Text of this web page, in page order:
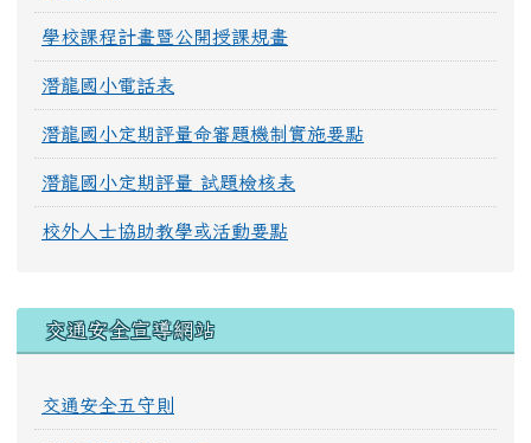
學校課程計畫暨公開授課規畫
潛龍國小電話表
潛龍國小定期評量命審題機制實施要點
潛龍國小定期評量 試題檢核表
校外人士協助教學或活動要點
交通安全宣導網站
交通安全五守則